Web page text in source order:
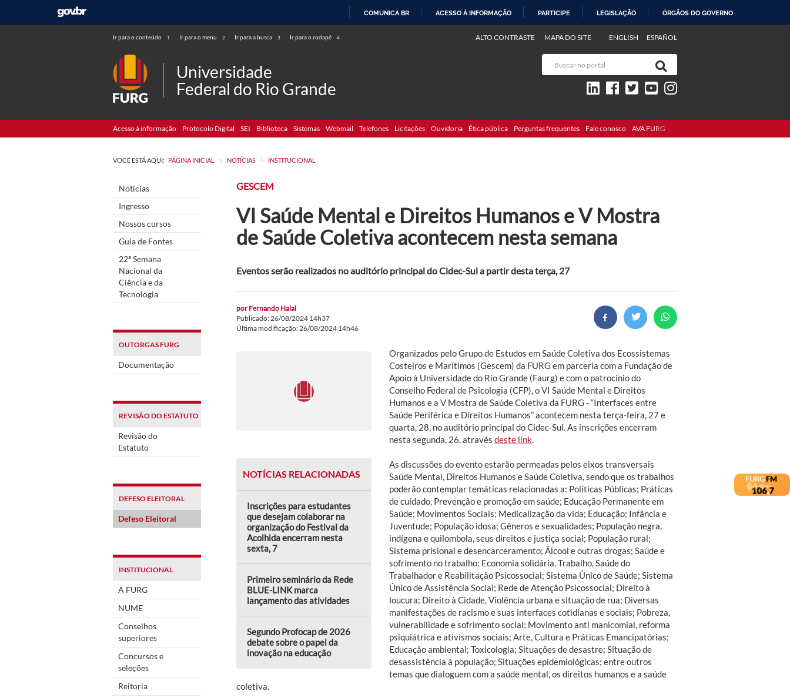
COMUNICA BR ACESSO À INFORMAÇÃO PARTICIPE LEGISLAÇÃO ÓRGÃOS DO GOVERNO
Ir para o conteúdo 1 Ir para o menu 2 Ir para a busca 3 Ir para o rodapé 4 ENGLISH ESPAÑOL
ALTO CONTRASTE MAPA DO SITE
Universidade
Federal do Rio Grande
Acesso à informação Protocolo Digital SEI Biblioteca Sistemas Webmail Telefones Licitações Ouvidoria Ética pública Perguntas frequentes Fale conosco AVA FURG
VOCÊ ESTÁ AQUI: PÁGINA INICIAL > NOTÍCIAS > INSTITUCIONAL
Notícias
Ingresso
Nossos cursos
Guia de Fontes
22ª Semana
Nacional da
Ciência e da
Tecnologia
OUTORGAS FURG
Documentação
REVISÃO DO ESTATUTO
Revisão do
Estatuto
DEFESO ELEITORAL
Defeso Eleitoral
INSTITUCIONAL
A FURG
NUME
Conselhos
superiores
Concursos e
seleções
Reitoria
GESCEM
VI Saúde Mental e Direitos Humanos e V Mostra
de Saúde Coletiva acontecem nesta semana
Eventos serão realizados no auditório principal do Cidec-Sul a partir desta terça, 27
por Fernando Halal
Publicado: 26/08/2024 14h37
Última modificação: 26/08/2024 14h46
Organizados pelo Grupo de Estudos em Saúde Coletiva dos Ecossistemas
Costeiros e Marítimos (Gescem) da FURG em parceria com a Fundação de
Apoio à Universidade do Rio Grande (Faurg) e com o patrocínio do
Conselho Federal de Psicologia (CFP), o VI Saúde Mental e Direitos
Humanos e a V Mostra de Saúde Coletiva da FURG - “Interfaces entre
Saúde Periférica e Direitos Humanos” acontecem nesta terça-feira, 27 e
quarta, 28, no auditório principal do Cidec-Sul. As inscrições encerram
nesta segunda, 26, através deste link
NOTÍCIAS RELACIONADAS
Inscrições para estudantes
que desejam colaborar na
organização do Festival da
Acolhida encerram nesta
sexta, 7
Primeiro seminário da Rede
BLUE-LINK marca
lançamento das atividades
Segundo Profocap de 2026
debate sobre o papel da
inovação na educação
As discussões do evento estarão permeadas pelos eixos transversais
Saúde Mental, Direitos Humanos e Saúde Coletiva, sendo que os trabalhos
poderão contemplar temáticas relacionadas a: Políticas Públicas; Práticas
de cuidado, Prevenção e promoção em saúde; Educação Permanente em
Saúde; Movimentos Sociais; Medicalização da vida; Educação; Infância e
Juventude; População idosa; Gêneros e sexualidades; População negra,
indígena e quilombola, seus direitos e justiça social; População rural;
Sistema prisional e desencarceramento; Álcool e outras drogas; Saúde e
sofrimento no trabalho; Economia solidária, Trabalho, Saúde do
Trabalhador e Reabilitação Psicossocial; Sistema Único de Saúde; Sistema
Único de Assistência Social; Rede de Atenção Psicossocial; Direito à
loucura; Direito à Cidade, Violência urbana e situação de rua; Diversas
manifestações de racismo e suas interfaces cotidianas e sociais; Pobreza,
vulnerabilidade e sofrimento social; Movimento anti manicomial, reforma
psiquiátrica e ativismos sociais; Arte, Cultura e Práticas Emancipatórias;
Educação ambiental; Toxicologia; Situações de desastre; Situação de
desassistência à população; Situações epidemiológicas; entre outros
temas que dialoguem com a saúde mental, os direitos humanos e a saúde
coletiva.